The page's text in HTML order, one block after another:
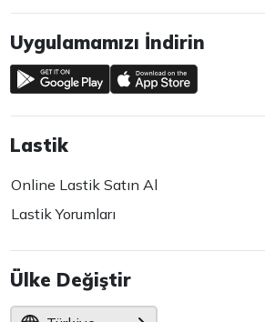
Uygulamamızı İndirin
Lastik
Online Lastik Satın Al
Lastik Yorumları
Ülke Değiştir